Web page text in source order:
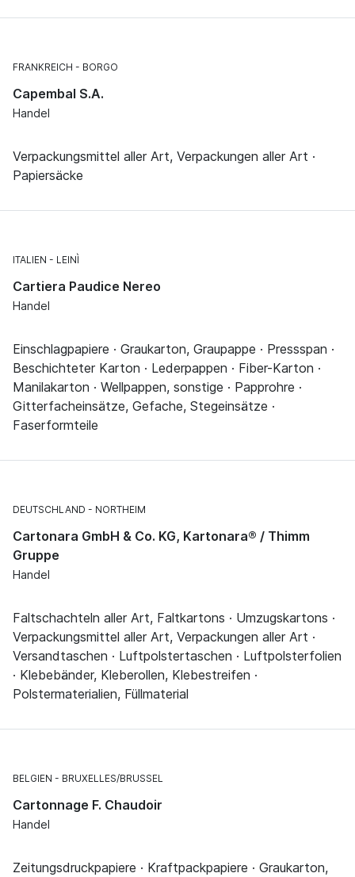
FRANKREICH BORGO
Capembal S.A.
Handel
Verpackungsmittel aller Art, Verpackungen aller Art ·
Papiersäcke
ITALIEN LEINÌ
Cartiera Paudice Nereo
Handel
Einschlagpapiere · Graukarton, Graupappe · Pressspan ·
Beschichteter Karton · Lederpappen · Fiber-Karton ·
Manilakarton · Wellpappen, sonstige · Papprohre ·
Gitterfacheinsätze, Gefache, Stegeinsätze ·
Faserformteile
DEUTSCHLAND NORTHEIM
Cartonara GmbH & Co. KG, Kartonara® / Thimm
Gruppe
Handel
Faltschachteln aller Art, Faltkartons · Umzugskartons ·
Verpackungsmittel aller Art, Verpackungen aller Art ·
Versandtaschen · Luftpolstertaschen · Luftpolsterfolien
· Klebebänder, Kleberollen, Klebestreifen ·
Polstermaterialien, Füllmaterial
BELGIEN BRUXELLES/BRUSSEL
Cartonnage F. Chaudoir
Handel
Zeitungsdruckpapiere · Kraftpackpapiere · Graukarton,